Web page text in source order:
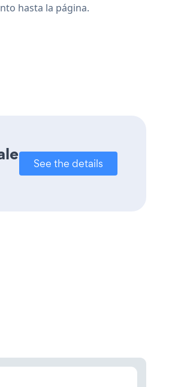
hasta la página.
See the details